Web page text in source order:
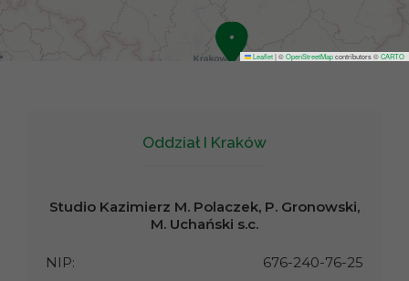
Leaflet|©OpenStreetMapcontributors ©CARTO
Oddział I Kraków
Studio Kazimierz M. Polaczek, P. Gronowski,
M. Uchański s.c.
NIP:
676-240-76-25